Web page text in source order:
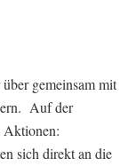
gemeinsam mit
Auf der
Aktionen:
sich direkt an die